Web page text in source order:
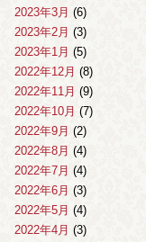
2023年3月 (6)
2023年2月 (3)
2023年1月 (5)
2022年12月 (8)
2022年11月 (9)
2022年10月 (7)
2022年9月 (2)
2022年8月 (4)
2022年7月 (4)
2022年6月 (3)
2022年5月 (4)
2022年4月 (3)